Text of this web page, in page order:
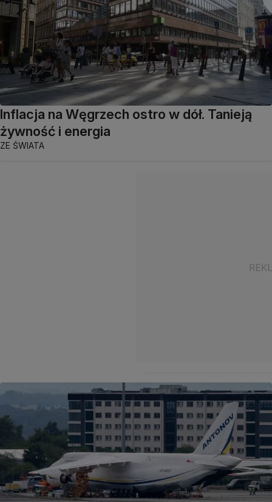
Inflacja na Węgrzech ostro w dół. Tanieją
żywność i energia
ZE ŚWIATA